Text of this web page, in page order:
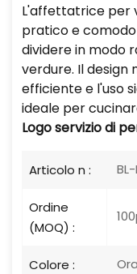
L'affettatrice per
pratico e
dividere in modo
verdure. Il design
efficiente e l'uso
ideale per
Logoservizio di
Articolo n :
Ordine
(MOQ) :
Colore :